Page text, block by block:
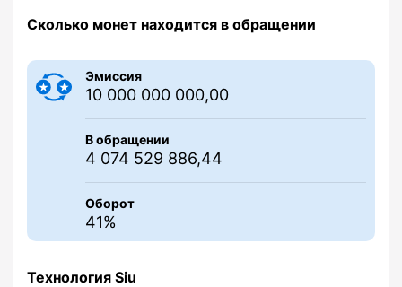
Сколько монет находится в обращении
Эмиссия
10 000 000 000,00
В обращении
4 074 529 886,44
Оборот
41%
Технология Siu